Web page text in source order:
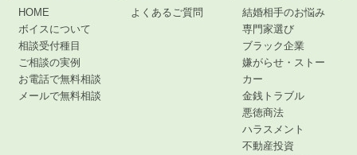
HOME
ボイスについて
相談受付種目
ご相談の実例
お電話で無料相談
メールで無料相談
よくあるご質問
結婚相手のお悩み
専門家選び
ブラック企業
嫌がらせ・ストー
カー
金銭トラブル
悪徳商法
ハラスメント
不動産投資